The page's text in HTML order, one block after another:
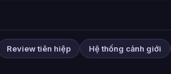
Review tiên hiệp
Hệ thống cảnh giới